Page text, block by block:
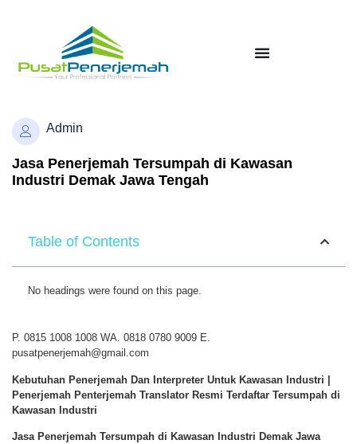
Admin
Jasa Penerjemah Tersumpah di Kawasan
Industri Demak Jawa Tengah
Table of Contents
No headings were found on this page.
P. 0815 1008 1008 WA. 0818 0780 9009 E.
pusatpenerjemah@gmail.com
Kebutuhan Penerjemah Dan Interpreter Untuk Kawasan Industri |
Penerjemah Penterjemah Translator Resmi Terdaftar Tersumpah di
Kawasan Industri
Jasa Penerjemah Tersumpah di Kawasan Industri Demak Jawa